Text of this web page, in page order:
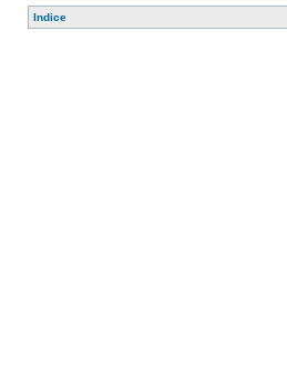
Indice